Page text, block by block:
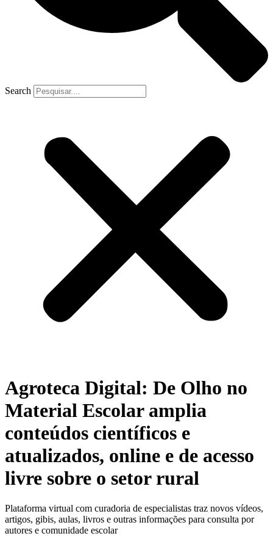
Search
Agroteca Digital: De Olho no
Material Escolar amplia
conteúdos científicos e
atualizados, online e de acesso
livre sobre o setor rural
Plataforma virtual com curadoria de especialistas traz novos vídeos,
artigos, gibis, aulas, livros e outras informações para consulta por
autores e comunidade escolar